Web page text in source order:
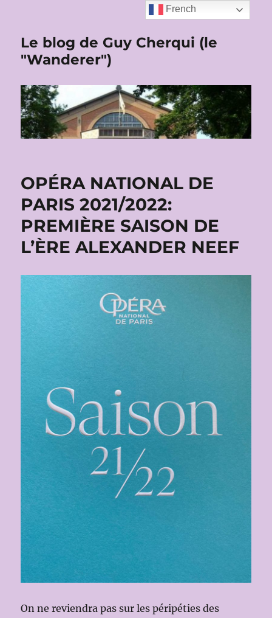
Le blog de Guy Cherqui (le
"Wanderer")
OPÉRA NATIONAL DE
PARIS 2021/2022:
PREMIÈRE SAISON DE
L’ÈRE ALEXANDER NEEF
On ne reviendra pas sur les péripéties des
French